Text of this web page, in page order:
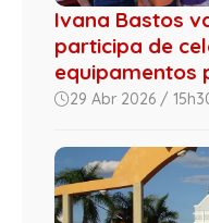
Ivana Bastos
participa de
equipamentos
29 Abr 2026 /